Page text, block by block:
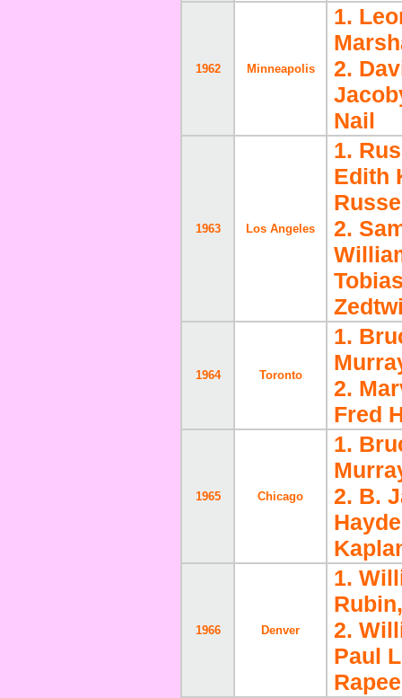
1962 Minneapolis
1.
2.
Nail
1963 Los Angeles
1.
Edith
2.
1964 Toronto
1.
2.
Fred
1965 Chicago
1.
2. B.
1966 Denver
1.
2.
Paul
Rapee